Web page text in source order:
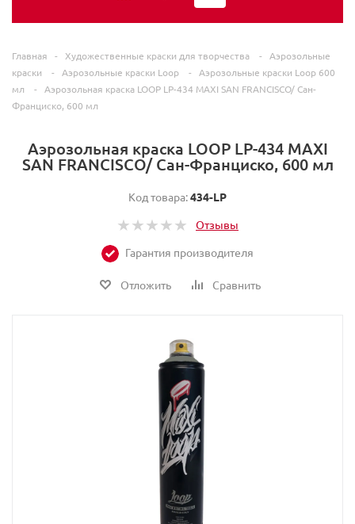
Главная - Художественные краски для творчества -
Аэрозольные
краски
- Аэрозольные краски Loop -
Аэрозольные краски Loop 600
мл
-
Аэрозольная краска LOOP LP-434 MAXI SAN FRANCISCO/ Сан-
Франциско, 600 мл
Аэрозольная краска LOOP LP-434 MAXI
SAN FRANCISCO/ Сан-Франциско, 600 мл
Код товара:434-LP
Отзывы
Гарантия производителя
Отложить Сравнить